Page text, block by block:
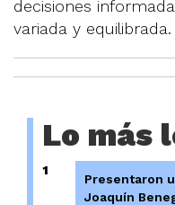
decisiones
variada y equilibrada.
Lo más
1
Presentaron
Joaquín